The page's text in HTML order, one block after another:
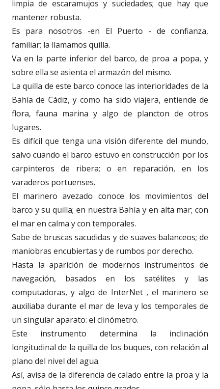
limpia de escaramujos y suciedades; que hay que
mantener robusta.
Es para nosotros -en El Puerto - de confianza,
familiar; la llamamos quilla.
Va en la parte inferior del barco, de proa a popa, y
sobre ella se asienta el armazón del mismo.
La quilla de este barco conoce las interioridades de la
Bahía de Cádiz, y como ha sido viajera, entiende de
flora, fauna marina y algo de plancton de otros
lugares.
Es difícil que tenga una visión diferente del mundo,
salvo cuando el barco estuvo en construcción por los
carpinteros de ribera; o en reparación, en los
varaderos portuenses.
El marinero avezado conoce los movimientos del
barco y su quilla; en nuestra Bahía y en alta mar; con
el mar en calma y con temporales.
Sabe de bruscas sacudidas y de suaves balanceos; de
maniobras encubiertas y de rumbos por derecho.
Hasta la aparición de modernos instrumentos de
navegación, basados en los satélites y las
computadoras, y algo de InterNet , el marinero se
auxiliaba durante el mar de leva y los temporales de
un singular aparato: el clinómetro.
Este instrumento determina la inclinación
longitudinal de la quilla de los buques, con relación al
plano del nivel del agua.
Así, avisa de la diferencia de calado entre la proa y la